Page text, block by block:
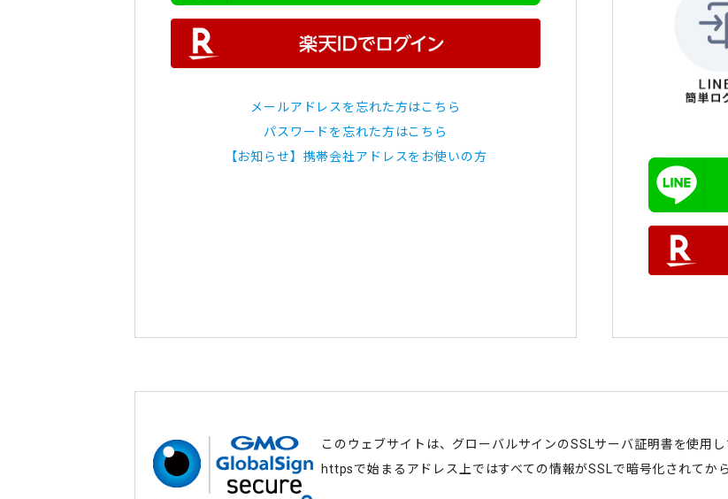
メールアドレスを忘れた方はこちら
パスワードを忘れた方はこちら
【お知らせ】携帯会社アドレスをお使いの方
このウェブサイトは、グローバルサインのSSLサーバ証明書を使用
httpsで始まるアドレス上ではすべての情報がSSLで暗号化されてか